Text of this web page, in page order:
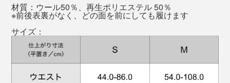
一般的にはこんなハードな使い方はしないと思います
が、災害や旅行先でのロストバゲージなどでも頼りにな
ること間違いなし。しかも、いかにもアウトドアなデザ
インではないのもいいですね。
材質：ウール50％、再生ポリエステル 50％
※前後表裏がなく、どの面を前にしても履けます
サイズ：